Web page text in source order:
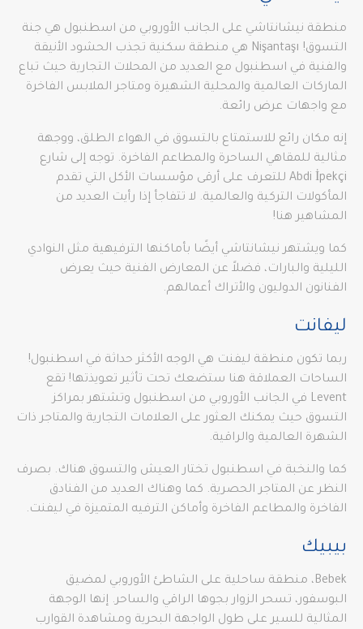
منطقة نيشانتاشي على الجانب الأوروبي من اسطنبول هي جنة
التسوق! Nişantaşı هي منطقة سكنية تجذب الحشود الأنيقة
والفنية في اسطنبول مع العديد من المحلات التجارية حيث تباع
الماركات العالمية والمحلية الشهيرة ومتاجر الملابس الفاخرة
مع واجهات عرض رائعة.
إنه مكان رائع للاستمتاع بالتسوق في الهواء الطلق، ووجهة
مثالية للمقاهي الساحرة والمطاعم الفاخرة. توجه إلى شارع
Abdi İpekçi للتعرف على أرقى مؤسسات الأكل التي تقدم
المأكولات التركية والعالمية. لا تتفاجأ إذا رأيت العديد من
المشاهير هنا!
كما ويشتهر نيشانتاشي أيضًا بأماكنها الترفيهية مثل النوادي
الليلية والبارات، فضلاً عن المعارض الفنية حيث يعرض
الفنانون الدوليون والأتراك أعمالهم.
ليفانت
ربما تكون منطقة ليفنت هي الوجه الأكثر حداثة في اسطنبول!
الساحات العملاقة هنا ستضعك تحت تأثير تعويذتها! تقع
Levent في الجانب الأوروبي من اسطنبول وتشتهر بمراكز
التسوق حيث يمكنك العثور على العلامات التجارية والمتاجر ذات
الشهرة العالمية والراقية.
كما والنخبة في اسطنبول تختار العيش والتسوق هناك. بصرف
النظر عن المتاجر الحصرية. كما وهناك العديد من الفنادق
الفاخرة والمطاعم الفاخرة وأماكن الترفيه المتميزة في ليفنت.
بيبيك
Bebek، منطقة ساحلية على الشاطئ الأوروبي لمضيق
البوسفور، تسحر الزوار بجوها الراقي والساحر. إنها الوجهة
المثالية للسير على طول الواجهة البحرية ومشاهدة القوارب